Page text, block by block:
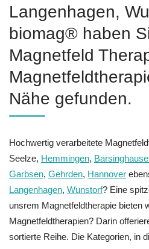
Langenhagen,
biomag® haben
Magnetfeld
Nähe gefunden.
Hochwertig verarbeitete
Seelze, Hemmingen,
Garbsen, Gehrden, Hannover
Langenhagen, Wunstorf? Eine
unsrem Magnetfeldtherapie bieten
Magnetfeldtherapien? Darin
sortierte Reihe. Die Kategorien, in